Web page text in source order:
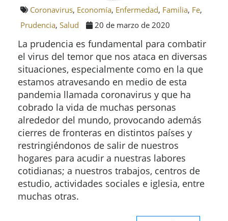
Coronavirus, Economía, Enfermedad, Familia, Fe,
Prudencia, Salud 20 de marzo de 2020
La prudencia es fundamental para combatir
el virus del temor que nos ataca en diversas
situaciones, especialmente como en la que
estamos atravesando en medio de esta
pandemia llamada coronavirus y que ha
cobrado la vida de muchas personas
alrededor del mundo, provocando además
cierres de fronteras en distintos países y
restringiéndonos de salir de nuestros
hogares para acudir a nuestras labores
cotidianas; a nuestros trabajos, centros de
estudio, actividades sociales e iglesia, entre
muchas otras.